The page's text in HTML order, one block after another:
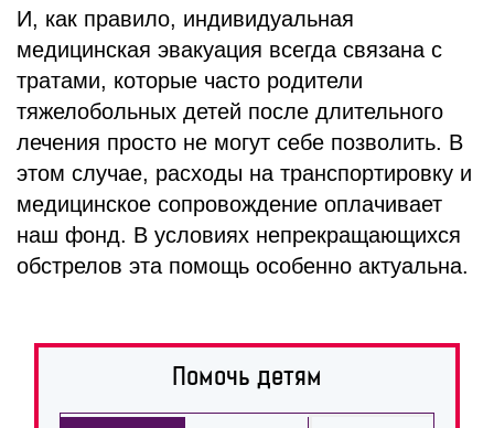
И, как правило, индивидуальная
медицинская эвакуация всегда связана с
тратами, которые часто родители
тяжелобольных детей после длительного
лечения просто не могут себе позволить. В
этом случае, расходы на транспортировку и
медицинское сопровождение оплачивает
наш фонд. В условиях непрекращающихся
обстрелов эта помощь особенно актуальна.
Помочь детям